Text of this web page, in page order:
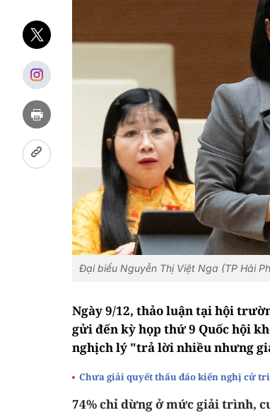
Đại biểu Nguyễn Thị Việt Nga (TP Hải
Ngày 9/12, thảo luận tại hội
gửi đến kỳ họp thứ 9 Quốc hội
nghịch lý "trả lời nhiều nhưng
Chưa giải quyết thấu đáo kiến nghị cử
74% chỉ dừng ở mức giải trình,